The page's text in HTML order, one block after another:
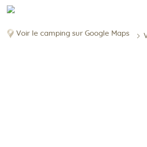
Voir le camping sur Google Maps